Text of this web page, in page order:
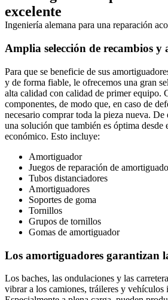
excelente
Ingeniería alemana para una reparación
Amplia selección de recambios y
Para que se beneficie de sus
y de forma fiable, le ofrecemos una gran
alta calidad con calidad de primer equipo.
componentes, de modo que, en caso de
necesario comprar toda la pieza nueva. De
una solución que también es óptima desde
económico. Esto incluye:
Amortiguador
Juegos de reparación de
Tubos distanciadores
Amortiguadores
Soportes de goma
Tornillos
Grupos de tornillos
Gomas de amortiguador
Los amortiguadores garantizan
Los baches, las ondulaciones y las
vibrar a los camiones, tráileres y vehículos